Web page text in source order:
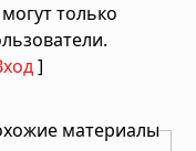
только
]
материалы